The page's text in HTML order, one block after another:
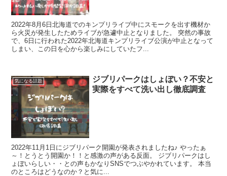
2022年8月6日北海道でのキンプリライブ中にスモークを出す機材か
ら火災が発生したためライブが急遽中止となりました。 突然の事故
で、6日に行われた2022年北海道キンプリライブ公演が中止となって
しまい、この日を心から楽しみにしていたフ...
気になる話題
ジブリパークはしょぼい？不安と
実際をすべて洗い出し徹底調査
2022年11月1日にジブリパーク開園が発表されましたね♪ やったぁ
～！とうとう開園か！！と感激の声がある反面。 ジブリパークはし
ょぼいらしい・・との声もかなりSNSでつぶやかれています。 本当
のところはどうなのか？と気に...